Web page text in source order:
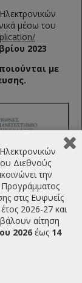
μέσω του
2023
με
Διεθνούς
την
στις Ευφυείς
2026-27 και
αίτηση
2026 έως 14